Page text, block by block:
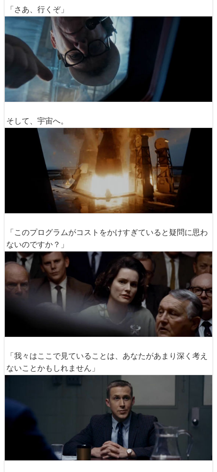
「さあ、行くぞ」
そして、宇宙へ。
「このプログラムがコストをかけすぎていると疑問に思わ
ないのですか？」
「我々はここで見ていることは、あなたがあまり深く考え
ないことかもしれません」